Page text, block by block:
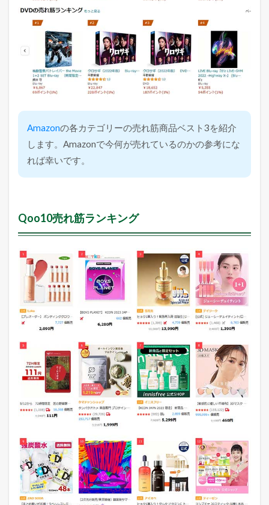
Amazonの各カテゴリーの売れ筋商品ベスト3を紹介
します。Amazonで今何が売れているのかの参考にな
れば幸いです。
Qoo10売れ筋ランキング